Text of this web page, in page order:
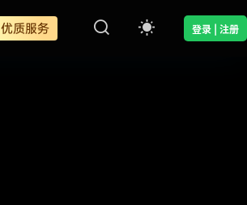
优质服务 登录 | 注册